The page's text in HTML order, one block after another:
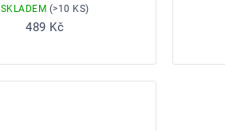
SKLADEM (>10 KS)
489 Kč
Do košíku